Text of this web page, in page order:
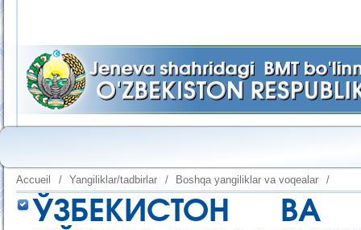
Accueil / Yangiliklar/tadbirlar / Boshqa yangiliklar va voqealar /
ЎЗБЕКИСТОН ВА